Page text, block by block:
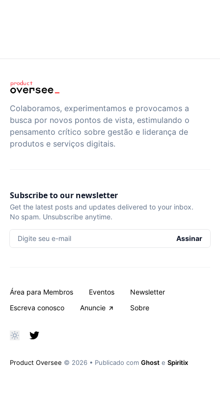
Colaboramos, experimentamos e provocamos a
busca por novos pontos de vista, estimulando o
pensamento crítico sobre gestão e liderança de
produtos e serviços digitais.
Subscribe to our newsletter
Get the latest posts and updates delivered to your inbox.
No spam. Unsubscribe anytime.
Digite seu e-mail Assinar
Área para Membros Eventos
Newsletter
Escreva conosco
Anuncie Sobre
Product Oversee © 2026 • Publicado com Ghost e Spiritix